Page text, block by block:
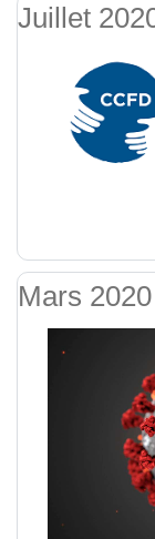
Juillet
Mars